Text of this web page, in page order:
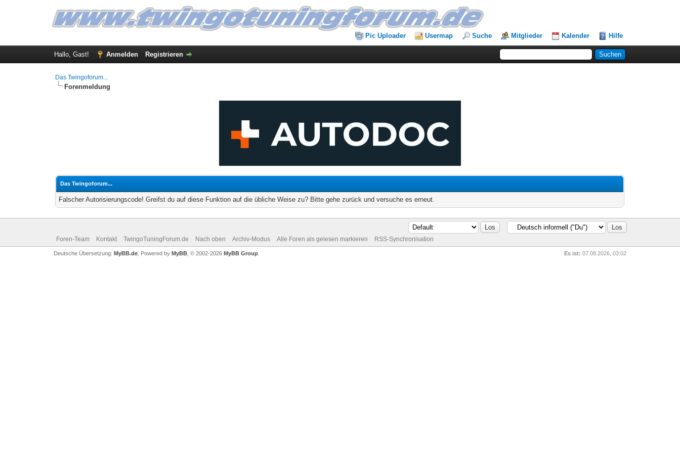
Pic Uploader Usermap Suche Mitglieder Kalender Hilfe
Hallo, Gast! Anmelden Registrieren
Das Twingoforum...
Forenmeldung
Das Twingoforum...
Falscher Autorisierungscode! Greifst du auf diese Funktion auf die übliche Weise zu? Bitte gehe zurück und versuche es erneut.
Foren-Team Kontakt TwingoTuningForum.de Nach oben Archiv-Modus Alle Foren als gelesen markieren RSS-Synchronisation
Es ist: 07.08.2026, 03:02
Deutsche Übersetzung: MyBB.de, Powered by MyBB, © 2002-2026 MyBB Group.